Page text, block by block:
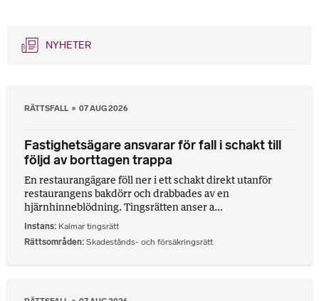
NYHETER
RÄTTSFALL 07 AUG 2026
Fastighetsägare ansvarar för fall i schakt till
följd av borttagen trappa
En restaurangägare föll ner i ett schakt direkt utanför
restaurangens bakdörr och drabbades av en
hjärnhinneblödning. Tingsrätten anser a...
Instans Kalmar tingsrätt
Rättsområden Skadestånds- och försäkringsrätt